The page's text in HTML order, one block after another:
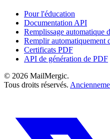
Pour l'éducation
Documentation API
Remplissage automatique
Remplir automatiquement
Certificats PDF
API de génération de PDF
© 2026 MailMergic.
Tous droits réservés.